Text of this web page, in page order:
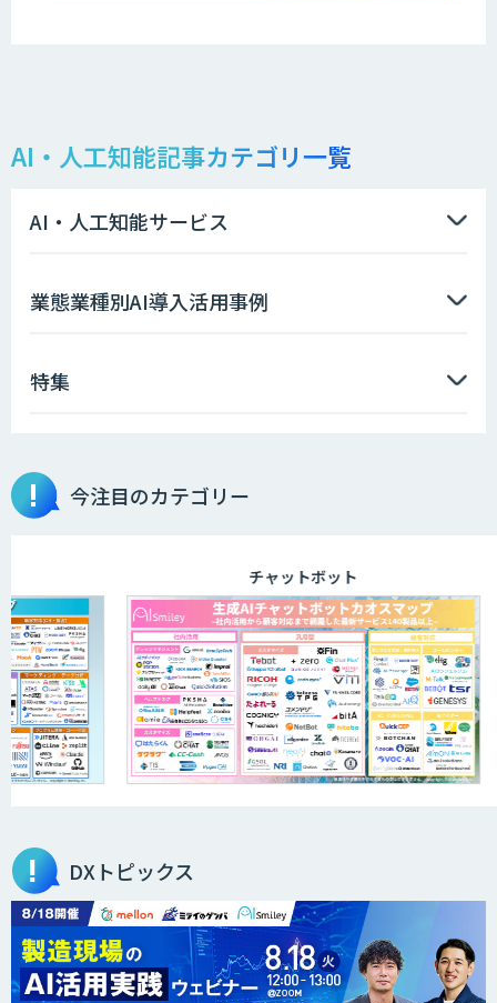
AI・人工知能記事カテゴリ一覧
AI・人工知能サービス
業態業種別AI導入活用事例
特集
今注目のカテゴリー
チャットボット
DXトピックス